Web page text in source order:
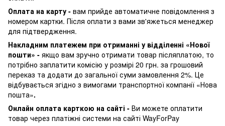
Оплата на карту - вам прийде автоматичне повідомлення з
номером картки. Після оплати з вами зв'яжеться менеджер
для підтвердження.
Накладним платежем при отриманні у відділенні «Нової
пошти» - якщо вам зручно отримати товар післяплатою, то
потрібно заплатити комісію у розмірі 20 грн. за грошовий
переказ та додати до загальної суми замовлення 2%. Це
відбувається згідно з вимогами транспортної компанії «Нова
пошта».
Онлайн оплата карткою на сайті - Ви можете оплатити
товар через платіжні системи на сайті WayForPay